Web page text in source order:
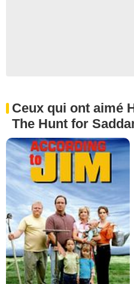
Ceux qui ont aimé
The Hunt for